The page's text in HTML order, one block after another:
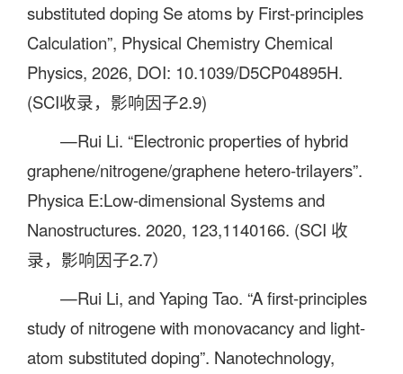
substituted doping Se atoms by First-principles
Calculation”, Physical Chemistry Chemical
Physics, 2026, DOI: 10.1039/D5CP04895H.
(SCI收录，影响因子2.9)
—Rui Li. “Electronic properties of hybrid
graphene/nitrogene/graphene hetero-trilayers”.
Physica E:Low-dimensional Systems and
Nanostructures. 2020, 123,1140166. (SCI 收
录，影响因子2.7）
—Rui Li, and Yaping Tao. “A first-principles
study of nitrogene with monovacancy and light-
atom substituted doping”. Nanotechnology,